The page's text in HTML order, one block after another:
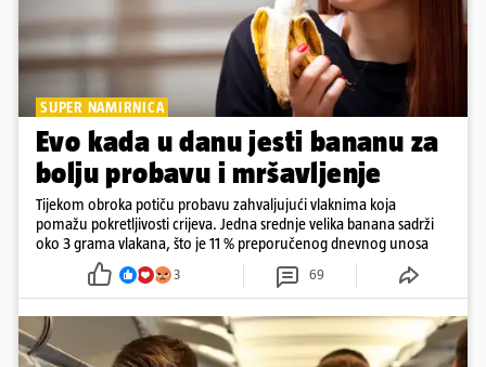
SUPER NAMIRNICA
Evo kada u danu jesti bananu za
bolju probavu i mršavljenje
Tijekom obroka potiču probavu zahvaljujući vlaknima koja
pomažu pokretljivosti crijeva. Jedna srednje velika banana sadrži
oko 3 grama vlakana, što je 11 % preporučenog dnevnog unosa
3 69